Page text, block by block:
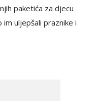
paketića za djecu
uljepšali praznike i